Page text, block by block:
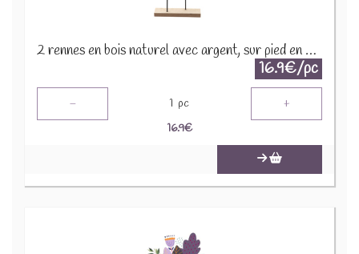
2 rennes en bois naturel avec argent, sur pied en bois H 33,5 2653-B
16.9€/pc
- 1 pc +
16.9€